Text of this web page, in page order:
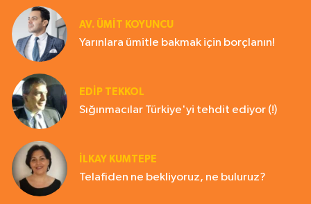
AV. ÜMIT KOYUNCU
Yarınlara ümitle bakmak için borçlanın!
EDIP TEKKOL
Sığınmacılar Türkiye'yi tehdit ediyor (!)
İLKAY KUMTEPE
Telafiden ne bekliyoruz, ne buluruz?